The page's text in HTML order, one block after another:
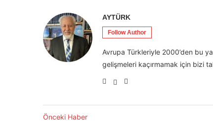
AYTÜRK
Follow Author
Avrupa Türkleriyle 2000’den bu
gelişmeleri kaçırmamak için bizi
Önceki Haber